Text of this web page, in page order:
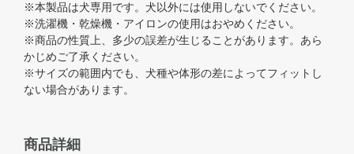
※本製品は犬専用です。犬以外には使用しないでください。
※洗濯機・乾燥機・アイロンの使用はおやめください。
※商品の性質上、多少の誤差が生じることがあります。あら
かじめご了承ください。
※サイズの範囲内でも、犬種や体形の差によってフィットし
ない場合があります。
商品詳細